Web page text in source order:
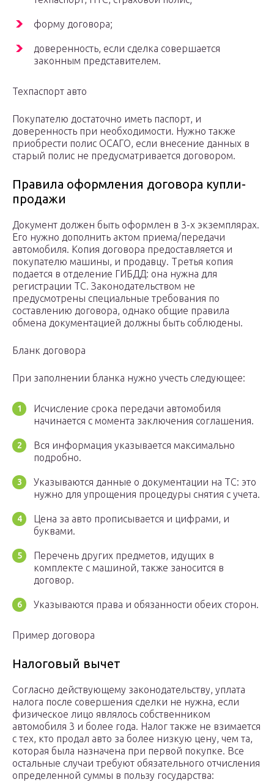
форму договора;
доверенность, если сделка совершается
законным представителем.
Техпаспорт авто
Покупателю достаточно иметь паспорт, и
доверенность при необходимости. Нужно также
приобрести полис ОСАГО, если внесение данных в
старый полис не предусматривается договором.
Правила оформления договора купли-
продажи
Документ должен быть оформлен в 3-х экземплярах.
Его нужно дополнить актом приема/передачи
автомобиля. Копия договора предоставляется и
покупателю машины, и продавцу. Третья копия
подается в отделение ГИБДД: она нужна для
регистрации ТС. Законодательством не
предусмотрены специальные требования по
составлению договора, однако общие правила
обмена документацией должны быть соблюдены.
Бланк договора
При заполнении бланка нужно учесть следующее:
Исчисление срока передачи автомобиля
начинается с момента заключения соглашения.
Вся информация указывается максимально
подробно.
Указываются данные о документации на ТС: это
нужно для упрощения процедуры снятия с учета.
Цена за авто прописывается и цифрами, и
буквами.
Перечень других предметов, идущих в
комплекте с машиной, также заносится в
договор.
Указываются права и обязанности обеих сторон.
Пример договора
Налоговый вычет
Согласно действующему законодательству, уплата
налога после совершения сделки не нужна, если
физическое лицо являлось собственником
автомобиля 3 и более года. Налог также не взимается
с тех, кто продал авто за более низкую цену, чем та,
которая была назначена при первой покупке. Все
остальные случаи требуют обязательного отчисления
определенной суммы в пользу государства: